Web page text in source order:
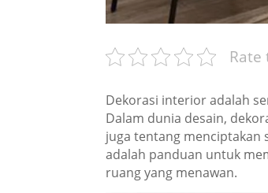
Rate
Dekorasi interior adalah
Dalam dunia desain,
juga tentang menciptakan
adalah panduan untuk
ruang yang menawan.